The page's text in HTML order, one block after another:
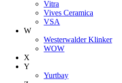
Vitra
Vives Ceramica
VSA
W
Westerwalder Klinker
WOW
X
Y
Yurtbay